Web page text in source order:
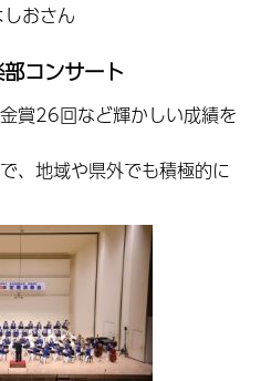
おさん
コンサート
賞26回など輝かしい成績を
、地域や県外でも積極的に